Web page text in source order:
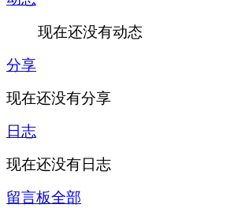
现在还没有动态
分享
现在还没有分享
日志
现在还没有日志
留言板全部